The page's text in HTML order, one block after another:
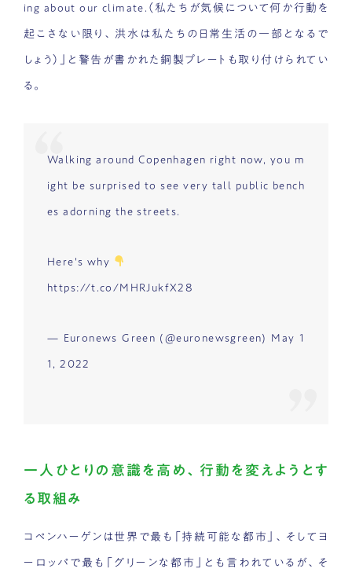
ing about our climate.（私たちが気候について何か行動を
起こさない限り、洪水は私たちの日常生活の一部となるで
しょう）」と警告が書かれた銅製プレートも取り付けられてい
る。
Walking around Copenhagen right now, you m
ight be surprised to see very tall public bench
es adorning the streets.
Here's why
https://t.co/MHRJukfX28
— Euronews Green (@euronewsgreen) May 1
1, 2022
一人ひとりの意識を高め、行動を変えようとす
る取組み
コペンハーゲンは世界で最も「持続可能な都市」、そしてヨ
ーロッパで最も「グリーンな都市」とも言われているが、そ